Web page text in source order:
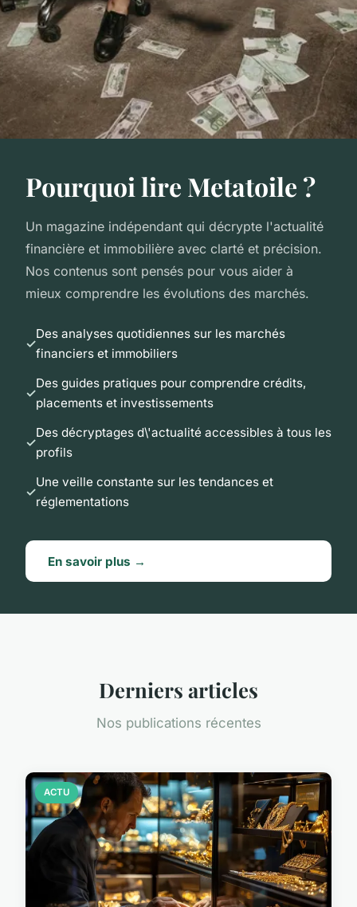
Pourquoi lire Metatoile ?
Un magazine indépendant qui décrypte l'actualité
financière et immobilière avec clarté et précision.
Nos contenus sont pensés pour vous aider à
mieux comprendre les évolutions des marchés.
Des analyses quotidiennes sur les marchés
financiers et immobiliers
Des guides pratiques pour comprendre crédits,
placements et investissements
Des décryptages d\'actualité accessibles à tous les
profils
Une veille constante sur les tendances et
réglementations
En savoir plus →
Derniers articles
Nos publications récentes
ACTU